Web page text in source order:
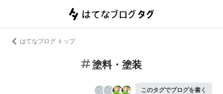
はてなブログ トップ
塗料・塗装
このタグでブログを書く